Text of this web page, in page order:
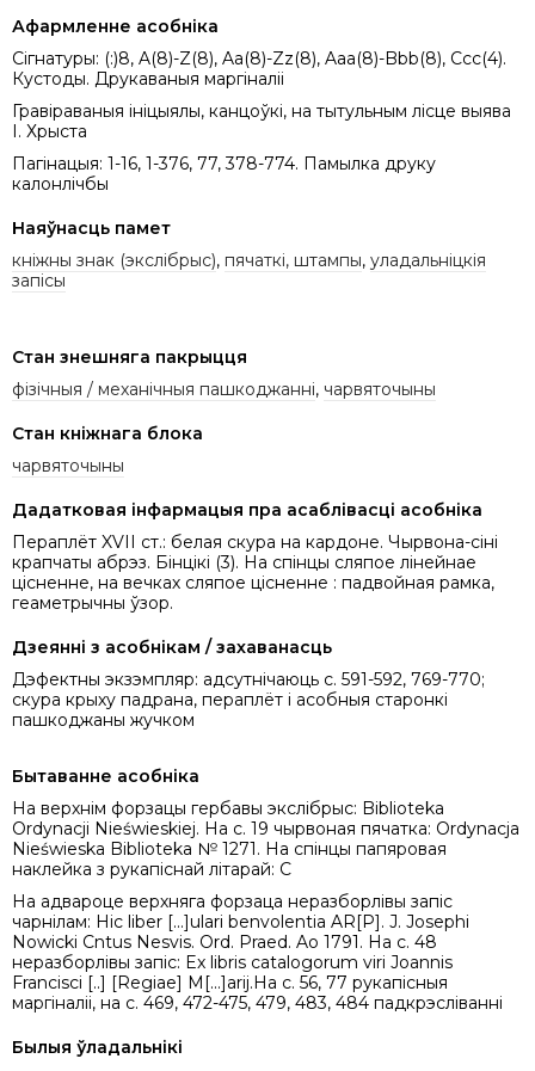
Афармленне асобніка
Сігнатуры: (:)8, A(8)-Z(8), Aa(8)-Zz(8), Aaa(8)-Bbb(8), Ccc(4).
Кустоды. Друкаваныя маргіналіі
Гравіраваныя ініцыялы, канцоўкі, на тытульным лісце выява
І. Хрыста
Пагінацыя: 1-16, 1-376, 77, 378-774. Памылка друку
калонлічбы
Наяўнасць памет
кніжны знак (экслібрыс), пячаткі, штампы, уладальніцкія
запісы
Стан знешняга пакрыцця
фізічныя / механічныя пашкоджанні, чарвяточыны
Стан кніжнага блока
чарвяточыны
Дадатковая інфармацыя пра асаблівасці асобніка
Пераплёт XVII ст.: белая скура на кардоне. Чырвона-сіні
крапчаты абрэз. Бінцікі (3). На спінцы сляпое лінейнае
цісненне, на вечках сляпое цісненне : падвойная рамка,
геаметрычны ўзор.
Дзеянні з асобнікам / захаванасць
Дэфектны экзэмпляр: адсутнічаюць с. 591-592, 769-770;
скура крыху падрана, пераплёт і асобныя старонкі
пашкоджаны жучком
Бытаванне асобніка
На верхнім форзацы гербавы экслібрыс: Biblioteka
Ordynacji Nieświeskiej. На с. 19 чырвоная пячатка: Ordynacja
Nieświeska Biblioteka № 1271. На спінцы папяровая
наклейка з рукапіснай літарай: C
На адвароце верхняга форзаца неразборлівы запіс
чарнілам: Hic liber [...]ulari benvolentia AR[P]. J. Josephi
Nowicki Cntus Nesvis. Ord. Praed. Ao 1791. На с. 48
неразборлівы запіс: Ex libris catalogorum viri Joannis
Francisci [..] [Regiae] M[...]arij.На с. 56, 77 рукапісныя
маргіналіі, на с. 469, 472-475, 479, 483, 484 падкрэсліванні
Былыя ўладальнікі